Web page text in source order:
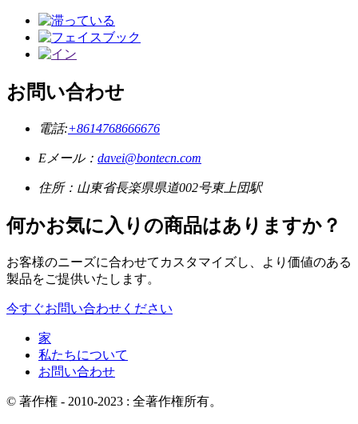
お問い合わせ
電話:+8614768666676
Eメール： davei@bontecn.com
住所：山東省長楽県県道002号東上団駅
何かお気に入りの商品はありますか？
お客様のニーズに合わせてカスタマイズし、より価値のある
製品をご提供いたします。
今すぐお問い合わせください
家
私たちについて
お問い合わせ
© 著作権 - 2010-2023 : 全著作権所有。